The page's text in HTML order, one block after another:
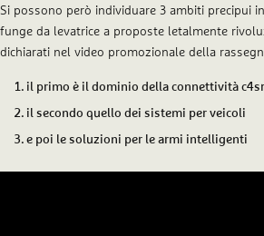
Si possono però individuare 3 ambiti precipui
funge da levatrice a proposte letalmente
dichiarati nel video promozionale della
il primo è il dominio della connettività c4sr
il secondo quello dei sistemi per veicoli
e poi le soluzioni per le armi intelligenti